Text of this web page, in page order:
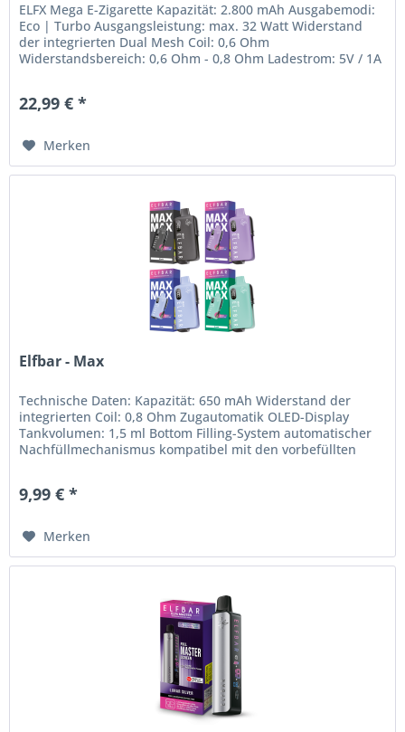
ELFX Mega E-Zigarette Kapazität: 2.800 mAh Ausgabemodi:
Eco | Turbo Ausgangsleistung: max. 32 Watt Widerstand
der integrierten Dual Mesh Coil: 0,6 Ohm
Widerstandsbereich: 0,6 Ohm - 0,8 Ohm Ladestrom: 5V / 1A
22,99 € *
Merken
Elfbar - Max
Technische Daten: Kapazität: 650 mAh Widerstand der
integrierten Coil: 0,8 Ohm Zugautomatik OLED-Display
Tankvolumen: 1,5 ml Bottom Filling-System automatischer
Nachfüllmechanismus kompatibel mit den vorbefüllten
9,99 € *
Merken